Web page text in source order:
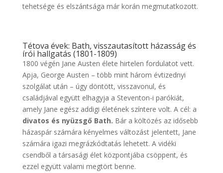
tehetsége és elszántsága már korán megmutatkozott.
Tétova évek: Bath, visszautasított házasság és
írói hallgatás (1801-1809)
1800 végén Jane Austen élete hirtelen fordulatot vett.
Apja, George Austen – több mint három évtizednyi
szolgálat után – úgy döntött, visszavonul, és
családjával együtt elhagyja a Steventon-i parókiát,
amely Jane egész addigi életének színtere volt. A cél: a
divatos és nyüzsgő Bath. Bár a költözés az idősebb
házaspár számára kényelmes változást jelentett, Jane
számára igazi megrázkódtatás lehetett. A vidéki
csendből a társasági élet központjába csöppent, és
ezzel együtt valami megtört benne.